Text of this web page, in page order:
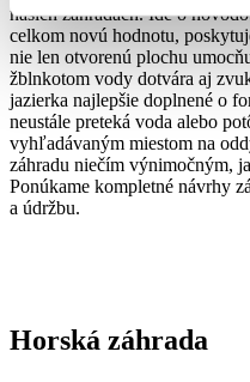
našich záhradách. Ide o
celkom novú hodnotu,
nie len otvorenú plochu
žblnkotom vody dotvára aj
jazierka najlepšie doplnené o
neustále preteká voda alebo
vyhľadávaným miestom na
záhradu niečím výnimočným,
Ponúkame kompletné návrhy
a údržbu.
Horská záhrada